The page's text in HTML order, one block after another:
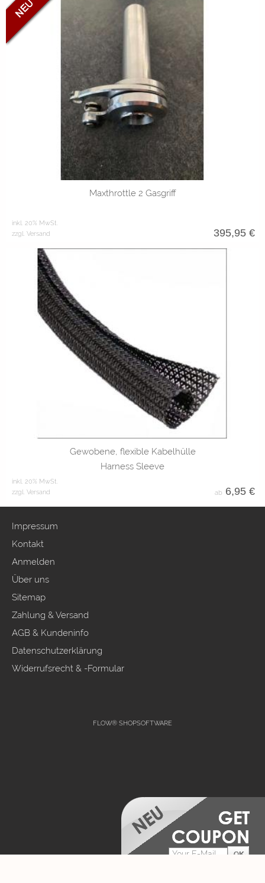
1 Zoll Lenker 22mm Lenker
Maxthrottle 2 Gasgriff
inkl. 20% MwSt.
zzgl. Versand
395,95 €
8mm 10mm 13mm 19mm
Gewobene, flexible Kabelhülle
Harness Sleeve
inkl. 20% MwSt.
zzgl. Versand
ab 6,95 €
Impressum
Kontakt
Anmelden
Über uns
Sitemap
Zahlung & Versand
AGB & Kundeninfo
Datenschutzerklärung
Widerrufsrecht & -Formular
FLOW® SHOPSOFTWARE